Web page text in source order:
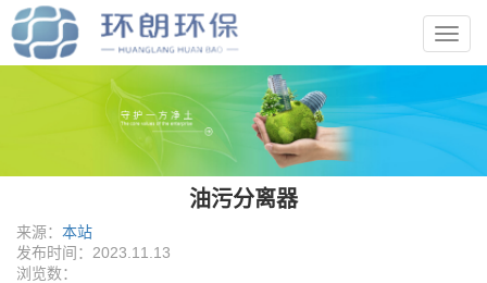
油污分离器
来源： 本站
发布时间：2023.11.13
浏览数：